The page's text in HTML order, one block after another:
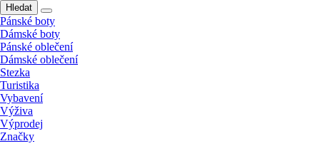
Hledat
Pánské boty
Dámské boty
Pánské oblečení
Dámské oblečení
Stezka
Turistika
Vybavení
Výživa
Výprodej
Značky